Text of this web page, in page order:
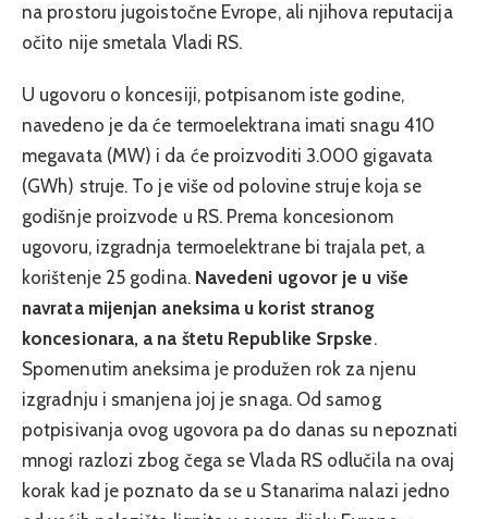
na prostoru jugoistočne Evrope, ali njihova reputacija
očito nije smetala Vladi RS.
U ugovoru o koncesiji, potpisanom iste godine,
navedeno je da će termoelektrana imati snagu 410
megavata (MW) i da će proizvoditi 3.000 gigavata
(GWh) struje. To je više od polovine struje koja se
godišnje proizvode u RS. Prema koncesionom
ugovoru, izgradnja termoelektrane bi trajala pet, a
korištenje 25 godina. Navedeni ugovor je u više
navrata mijenjan aneksima u korist stranog
koncesionara, a na štetu Republike Srpske.
Spomenutim aneksima je produžen rok za njenu
izgradnju i smanjena joj je snaga. Od samog
potpisivanja ovog ugovora pa do danas su nepoznati
mnogi razlozi zbog čega se Vlada RS odlučila na ovaj
korak kad je poznato da se u Stanarima nalazi jedno